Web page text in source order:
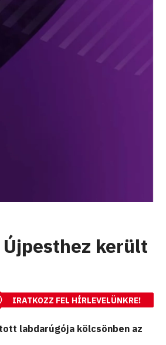
került
IRATKOZZ FEL HÍRLEVELÜNKRE!
labdarúgója kölcsönben az